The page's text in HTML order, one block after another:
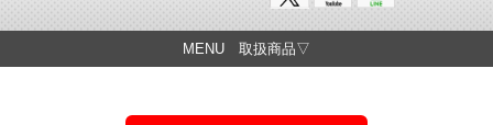
MENU 取扱商品▽